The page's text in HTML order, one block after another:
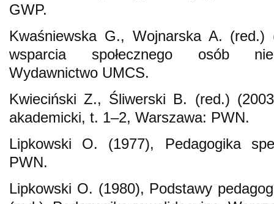
GWP.
Kwaśniewska G., Wojnarska A. (red.)
wsparcia społecznego osób
Wydawnictwo UMCS.
Kwieciński Z., Śliwerski B. (red.)
akademicki, t. 1–2, Warszawa: PWN.
Lipkowski O. (1977), Pedagogika
PWN.
Lipkowski O. (1980), Podstawy